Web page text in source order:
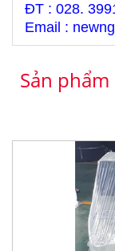
ĐT : 028.
Email :
Sản